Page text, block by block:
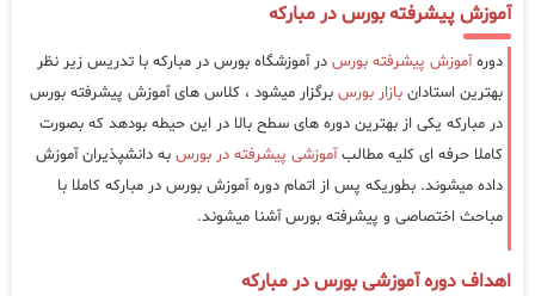
آموزش پیشرفته بورس در مبارکه
دورهآموزش پیشرفته بورس در آموزشگاه بورس در مبارکه با تدریس زیر نظر
بهترین استادان بازار بورس برگزار میشود ، کلاس های آموزش پیشرفته بورس
در مبارکه یکی از بهترین دوره های سطح بالا در این حیطه بودهد که بصورت
کاملا حرفه ای کلیه مطالبآموزشی پیشرفته در بورس به دانشپذیران آموزش
داده میشوند. بطوریکه پس از اتمام دوره آموزش بورس در مبارکه کاملا با
مباحث اختصاصی و پیشرفته بورس آشنا میشوند.
اهداف دوره آموزشی بورس در مبارکه